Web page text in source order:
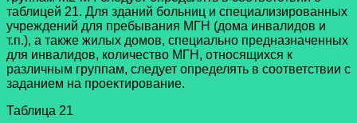
таблицей 21. Для зданий больниц и специализированных
учреждений для пребывания МГН (дома инвалидов и
т.п.), а также жилых домов, специально предназначенных
для инвалидов, количество МГН, относящихся к
различным группам, следует определять в соответствии с
заданием на проектирование.
Таблица 21